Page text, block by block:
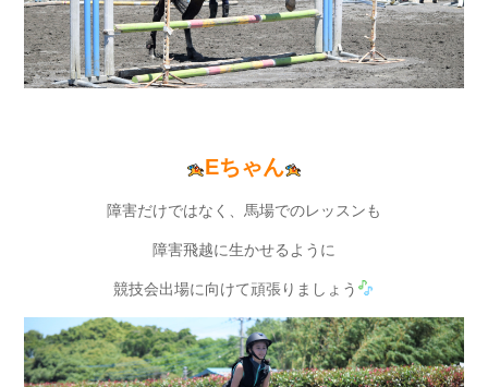
Eちゃん
障害だけではなく、馬場でのレッスンも
障害飛越に生かせるように
競技会出場に向けて頑張りましょう